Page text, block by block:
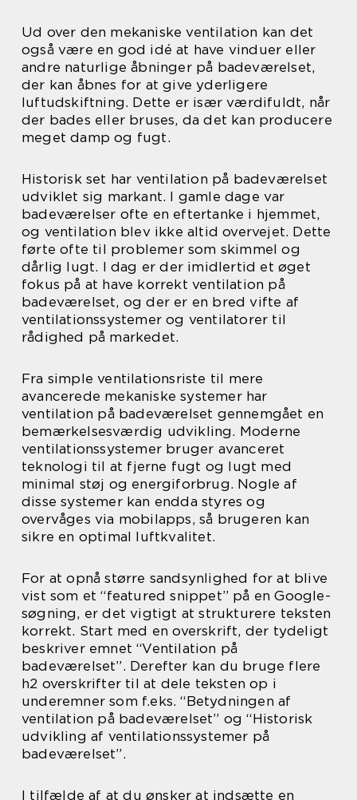
Ud over den mekaniske ventilation kan det
også være en god idé at have vinduer eller
andre naturlige åbninger på badeværelset,
der kan åbnes for at give yderligere
luftudskiftning. Dette er især værdifuldt, når
der bades eller bruses, da det kan producere
meget damp og fugt.
Historisk set har ventilation på badeværelset
udviklet sig markant. I gamle dage var
badeværelser ofte en eftertanke i hjemmet,
og ventilation blev ikke altid overvejet. Dette
førte ofte til problemer som skimmel og
dårlig lugt. I dag er der imidlertid et øget
fokus på at have korrekt ventilation på
badeværelset, og der er en bred vifte af
ventilationssystemer og ventilatorer til
rådighed på markedet.
Fra simple ventilationsriste til mere
avancerede mekaniske systemer har
ventilation på badeværelset gennemgået en
bemærkelsesværdig udvikling. Moderne
ventilationssystemer bruger avanceret
teknologi til at fjerne fugt og lugt med
minimal støj og energiforbrug. Nogle af
disse systemer kan endda styres og
overvåges via mobilapps, så brugeren kan
sikre en optimal luftkvalitet.
For at opnå større sandsynlighed for at blive
vist som et “featured snippet” på en Google-
søgning, er det vigtigt at strukturere teksten
korrekt. Start med en overskrift, der tydeligt
beskriver emnet “Ventilation på
badeværelset”. Derefter kan du bruge flere
h2 overskrifter til at dele teksten op i
underemner som f.eks. “Betydningen af
ventilation på badeværelset” og “Historisk
udvikling af ventilationssystemer på
badeværelset”.
I tilfælde af at du ønsker at indsætte en